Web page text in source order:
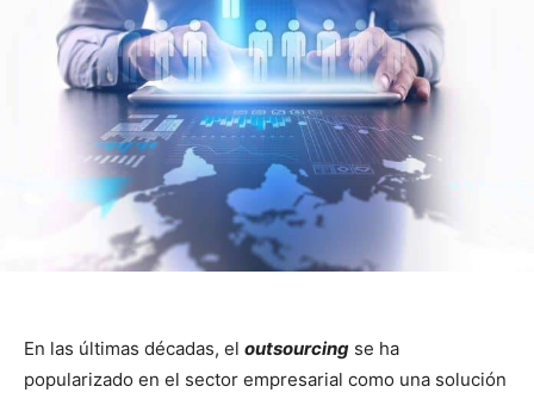
En las últimas décadas, el outsourcing se ha
popularizado en el sector empresarial como una solución